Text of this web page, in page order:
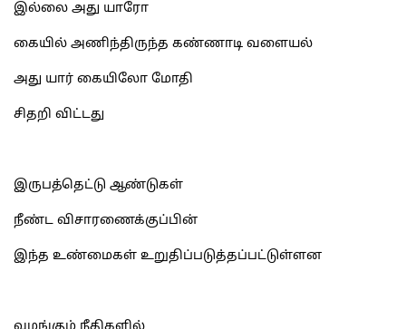
இல்லை அது யாரோ
கையில் அணிந்திருந்த கண்ணாடி வளையல்
அது யார் கையிலோ மோதி
சிதறி விட்டது
இருபத்தெட்டு ஆண்டுகள்
நீண்ட விசாரணைக்குப்பின்
இந்த உண்மைகள் உறுதிப்படுத்தப்பட்டுள்ளன